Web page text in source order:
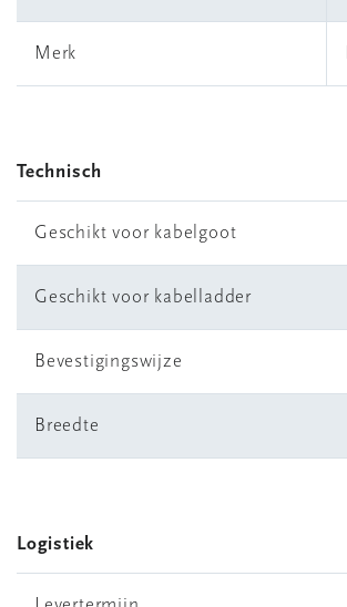
Merk
Technisch
Geschikt voor kabelgoot
Geschikt voor kabelladder
Bevestigingswijze
Breedte
Logistiek